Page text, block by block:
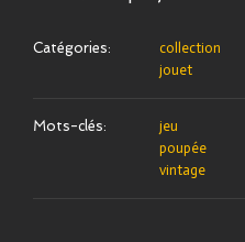
Catégories:
collection
jouet
Mots-clés:
jeu
poupée
vintage